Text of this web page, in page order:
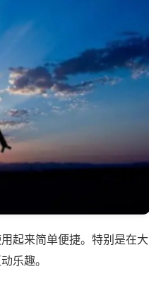
起来简单便捷。特别是在大
乐趣。